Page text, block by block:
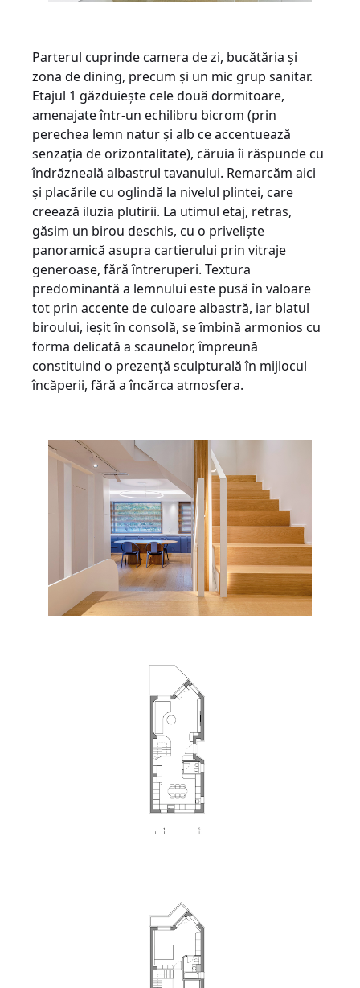
Parterul cuprinde camera de zi, bucătăria și
zona de dining, precum și un mic grup sanitar.
Etajul 1 găzduiește cele două dormitoare,
amenajate într-un echilibru bicrom (prin
perechea lemn natur și alb ce accentuează
senzația de orizontalitate), căruia îi răspunde cu
îndrăzneală albastrul tavanului. Remarcăm aici
și placările cu oglindă la nivelul plintei, care
creează iluzia plutirii. La utimul etaj, retras,
găsim un birou deschis, cu o priveliște
panoramică asupra cartierului prin vitraje
generoase, fără întreruperi. Textura
predominantă a lemnului este pusă în valoare
tot prin accente de culoare albastră, iar blatul
biroului, ieșit în consolă, se îmbină armonios cu
forma delicată a scaunelor, împreună
constituind o prezență sculpturală în mijlocul
încăperii, fără a încărca atmosfera.